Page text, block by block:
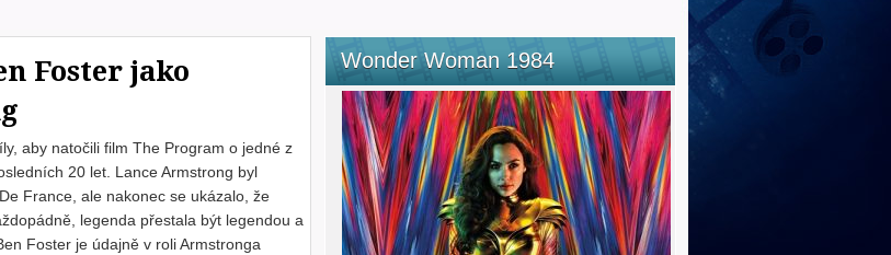
Foster jako
aby natočili film The Program o jedné z
20 let. Lance Armstrong byl
France, ale nakonec se ukázalo, že
legenda přestala být legendou a
Foster je údajně v roli Armstronga
Wonder Woman 1984